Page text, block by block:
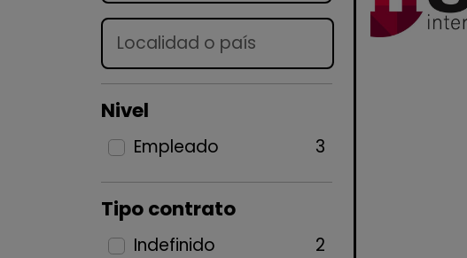
Lugar
Nivel
Empleado 3
Tipo contrato
Indefinido
2